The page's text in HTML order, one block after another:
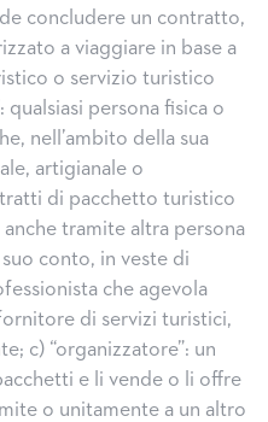
concludere un contratto,
a viaggiare in base a
o servizio turistico
persona fisica o
nell’ambito della sua
artigianale o
di pacchetto turistico
tramite altra persona
conto, in veste di
che agevola
di servizi turistici,
c) “organizzatore”: un
e li vende o li offre
o unitamente a un altro